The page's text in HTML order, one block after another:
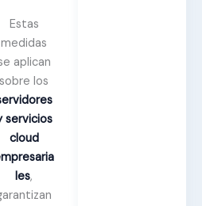
Estas
medidas
aplican
sobre los
servicios
cloud
les,